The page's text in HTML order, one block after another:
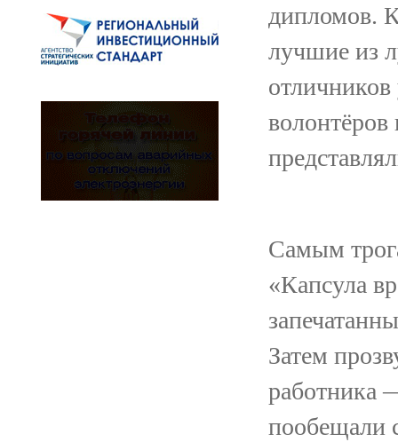
дипломов.
лучшие из
Самым
«Капсула
Затем
работника
пообещали